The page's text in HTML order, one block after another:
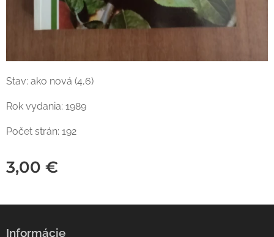
Stav: ako nová (4,6)
Rok vydania: 1989
Počet strán: 192
3,00 €
Informácie